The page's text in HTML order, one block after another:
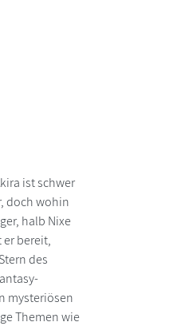
ist schwer
doch wohin
halb Nixe
er bereit,
des
mysteriösen
Themen wie